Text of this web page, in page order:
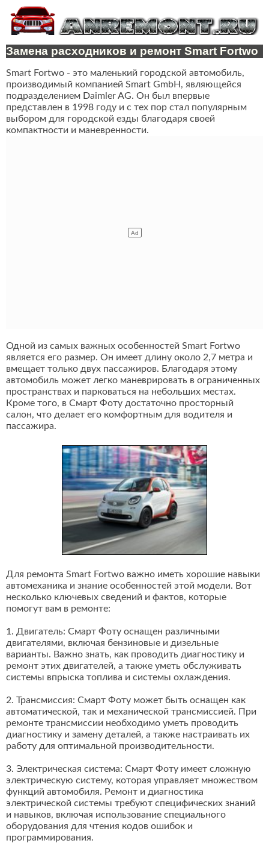
Замена расходников и ремонт Smart Fortwo
Smart Fortwo - это маленький городской автомобиль,
производимый компанией Smart GmbH, являющейся
подразделением Daimler AG. Он был впервые
представлен в 1998 году и с тех пор стал популярным
выбором для городской езды благодаря своей
компактности и маневренности.
Одной из самых важных особенностей Smart Fortwo
является его размер. Он имеет длину около 2,7 метра и
вмещает только двух пассажиров. Благодаря этому
автомобиль может легко маневрировать в ограниченных
пространствах и парковаться на небольших местах.
Кроме того, в Смарт Фоту достаточно просторный
салон, что делает его комфортным для водителя и
пассажира.
Для ремонта Smart Fortwo важно иметь хорошие навыки
автомеханика и знание особенностей этой модели. Вот
несколько ключевых сведений и фактов, которые
помогут вам в ремонте:
1. Двигатель: Смарт Фоту оснащен различными
двигателями, включая бензиновые и дизельные
варианты. Важно знать, как проводить диагностику и
ремонт этих двигателей, а также уметь обслуживать
системы впрыска топлива и системы охлаждения.
2. Трансмиссия: Смарт Фоту может быть оснащен как
автоматической, так и механической трансмиссией. При
ремонте трансмиссии необходимо уметь проводить
диагностику и замену деталей, а также настраивать их
работу для оптимальной производительности.
3. Электрическая система: Смарт Фоту имеет сложную
электрическую систему, которая управляет множеством
функций автомобиля. Ремонт и диагностика
электрической системы требуют специфических знаний
и навыков, включая использование специального
оборудования для чтения кодов ошибок и
программирования.